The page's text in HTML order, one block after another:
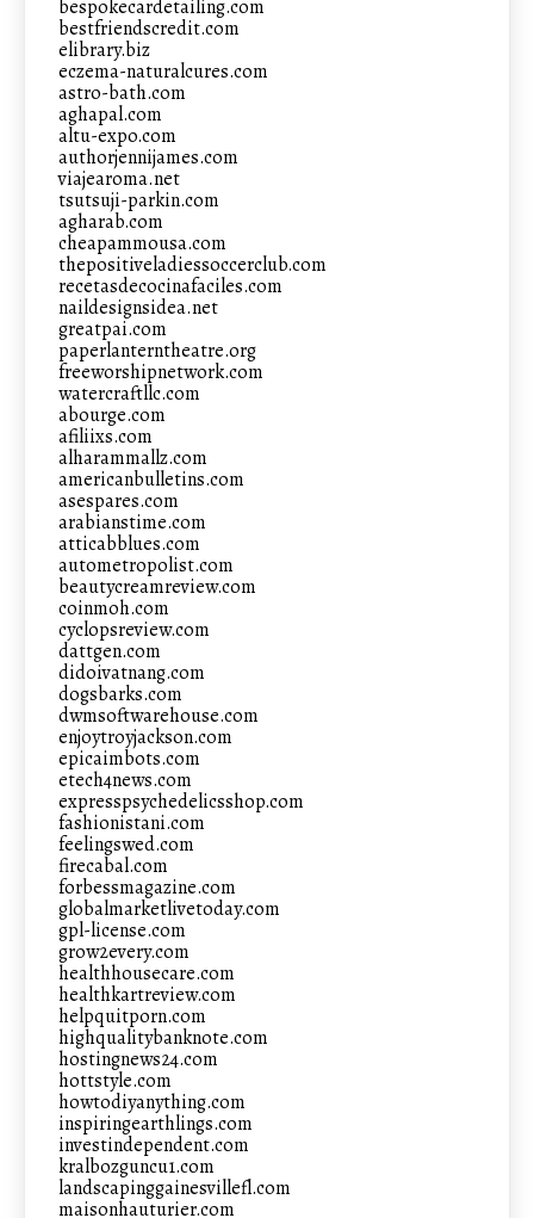
bespokecardetailing.com
bestfriendscredit.com
elibrary.biz
eczema-naturalcures.com
astro-bath.com
aghapal.com
altu-expo.com
authorjennijames.com
viajearoma.net
tsutsuji-parkin.com
agharab.com
cheapammousa.com
thepositiveladiessoccerclub.com
recetasdecocinafaciles.com
naildesignsidea.net
greatpai.com
paperlanterntheatre.org
freeworshipnetwork.com
watercraftllc.com
abourge.com
afiliixs.com
alharammallz.com
americanbulletins.com
asespares.com
arabianstime.com
atticabblues.com
autometropolist.com
beautycreamreview.com
coinmoh.com
cyclopsreview.com
dattgen.com
didoivatnang.com
dogsbarks.com
dwmsoftwarehouse.com
enjoytroyjackson.com
epicaimbots.com
etech4news.com
expresspsychedelicsshop.com
fashionistani.com
feelingswed.com
firecabal.com
forbessmagazine.com
globalmarketlivetoday.com
gpl-license.com
grow2every.com
healthhousecare.com
healthkartreview.com
helpquitporn.com
highqualitybanknote.com
hostingnews24.com
hottstyle.com
howtodiyanything.com
inspiringearthlings.com
investindependent.com
kralbozguncu1.com
landscapinggainesvillefl.com
maisonhauturier.com